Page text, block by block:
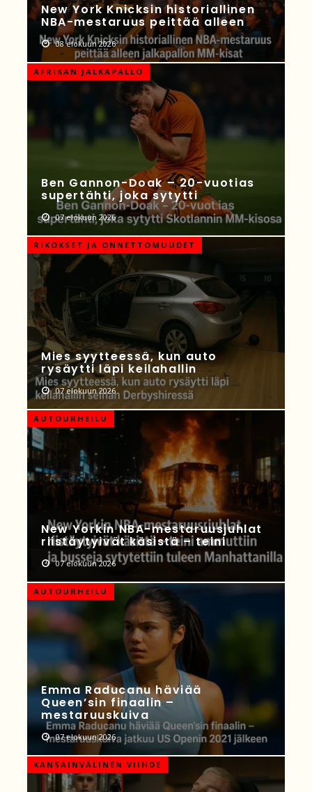
New York Knicksin historiallinen
NBA-mestaruus peittää alleen
08 elokuun 2026
AFRIKAN JALKAPALLO
Ben Gannon-Doak – 20-vuotias
supertähti, joka sytytti
07 elokuun 2026
RIKOKSET JA ONNETTOMUUDET
Mies syytteessä, kun auto
rysäytti läpi keilahallin
07 elokuun 2026
AUTOURHEILU
New Yorkin NBA-mestaruusjuhlat
riistäytyivät käsistä – teini
07 elokuun 2026
AUTOURHEILU
Emma Raducanu häviää
Queen’sin finaalin –
mestaruuskuiva
07 elokuun 2026
KANSAINVÄLINEN VIIHDE